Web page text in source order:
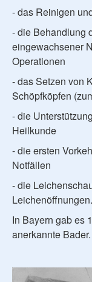
- das Reinigen
- die Behandlung
eingewachsener
Operationen
- das Setzen von
Schöpfköpfen
- die
Heilkunde
- die ersten
Notfällen
- die
Leichenöffnungen.
In Bayern gab es
anerkannte Bader.